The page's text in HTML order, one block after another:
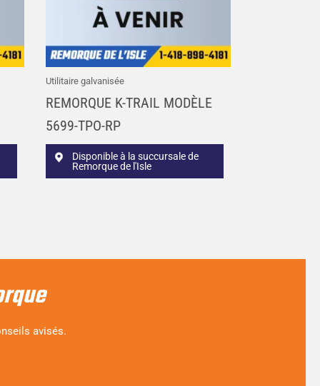
Utilitaire galvanisée
REMORQUE K-TRAIL MODÈLE
5699-TPO-RP
Disponible à la succursale de
Remorque de l'Isle
avisés.